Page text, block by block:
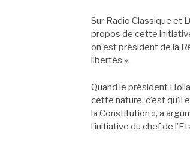
Sur Radio Classique et
propos de cette
on est président de la
libertés ».
Quand le président
cette nature, c’est qu’il
la Constitution », a
l’initiative du chef de